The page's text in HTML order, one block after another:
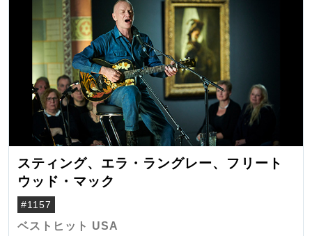
スティング、エラ・ラングレー、フリート
ウッド・マック
#1157
ベストヒット USA